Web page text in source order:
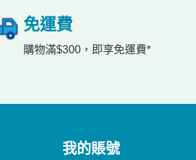
免運費
購物滿$300，即享免運費*
我的賬號